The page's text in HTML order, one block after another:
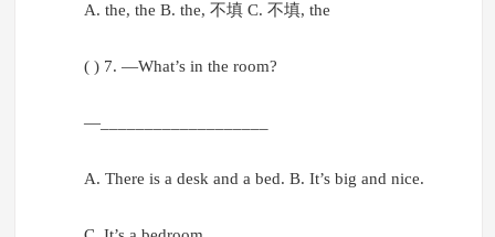
A. the, the B. the, 不填 C. 不填, the
( ) 7. —What’s in the room?
—___________________
A. There is a desk and a bed. B. It’s big and nice.